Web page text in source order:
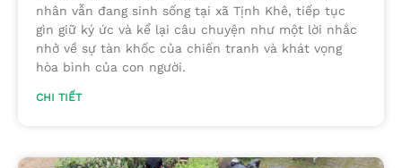
nhân vẫn đang sinh sống tại xã Tịnh Khê, tiếp tục
gìn giữ ký ức và kể lại câu chuyện như một lời nhắc
nhở về sự tàn khốc của chiến tranh và khát vọng
hòa bình của con người.
CHI TIẾT